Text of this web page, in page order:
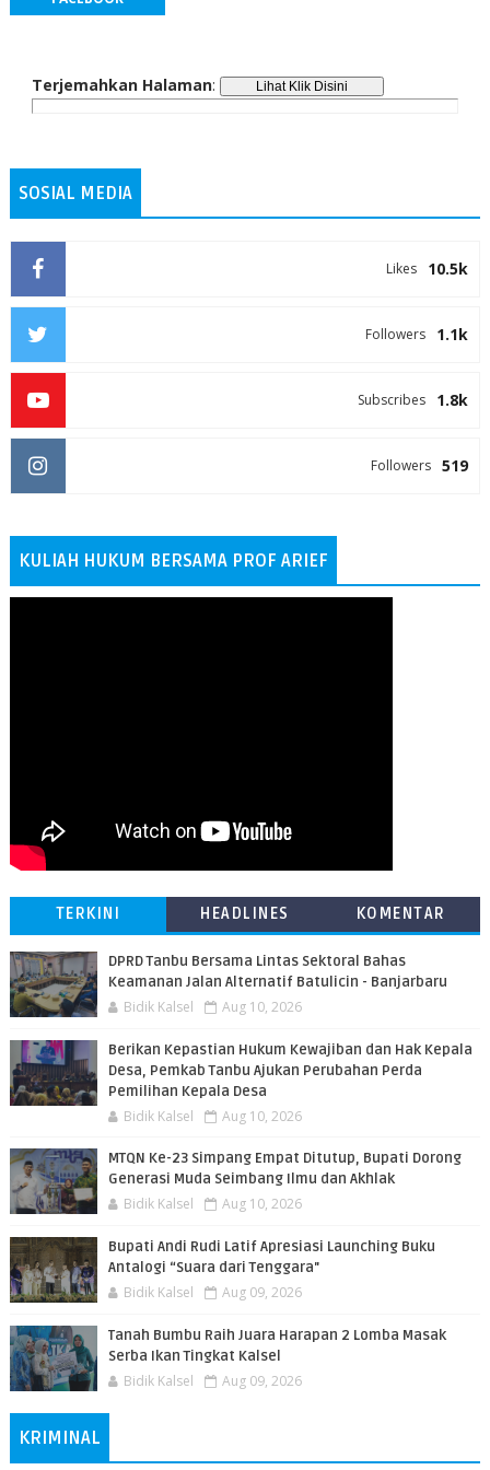
Terjemahkan Halaman:
SOSIAL MEDIA
10.5k
Likes
1.1k
Followers
1.8k
Subscribes
519
Followers
KULIAH HUKUM BERSAMA PROF ARIEF
TERKINI HEADLINES KOMENTAR
DPRD Tanbu Bersama Lintas Sektoral Bahas
Keamanan Jalan Alternatif Batulicin - Banjarbaru
Bidik Kalsel Aug 10, 2026
Berikan Kepastian Hukum Kewajiban dan Hak Kepala
Desa, Pemkab Tanbu Ajukan Perubahan Perda
Pemilihan Kepala Desa
Bidik Kalsel Aug 10, 2026
MTQN Ke-23 Simpang Empat Ditutup, Bupati Dorong
Generasi Muda Seimbang Ilmu dan Akhlak
Bidik Kalsel Aug 10, 2026
Bupati Andi Rudi Latif Apresiasi Launching Buku
Antalogi “Suara dari Tenggara"
Bidik Kalsel Aug 09, 2026
Tanah Bumbu Raih Juara Harapan 2 Lomba Masak
Serba Ikan Tingkat Kalsel
Bidik Kalsel Aug 09, 2026
KRIMINAL